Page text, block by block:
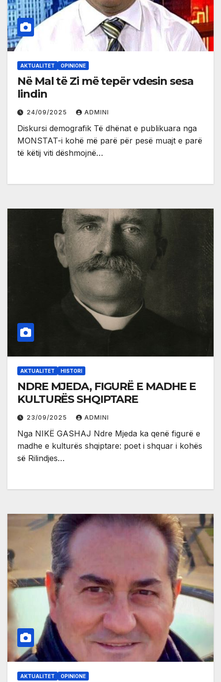
AKTUALITET OPINIONE
Në Mal të Zi më tepër vdesin sesa
lindin
24/09/2025 ADMINI
Diskursi demografik Të dhënat e publikuara nga
MONSTAT-i kohë më parë për pesë muajt e parë
të këtij viti dëshmojnë…
AKTUALITET HISTORI
NDRE MJEDA, FIGURË E MADHE E
KULTURËS SHQIPTARE
23/09/2025 ADMINI
Nga NIKË GASHAJ Ndre Mjeda ka qenë figurë e
madhe e kulturës shqiptare: poet i shquar i kohës
së Rilindjes…
AKTUALITET OPINIONE